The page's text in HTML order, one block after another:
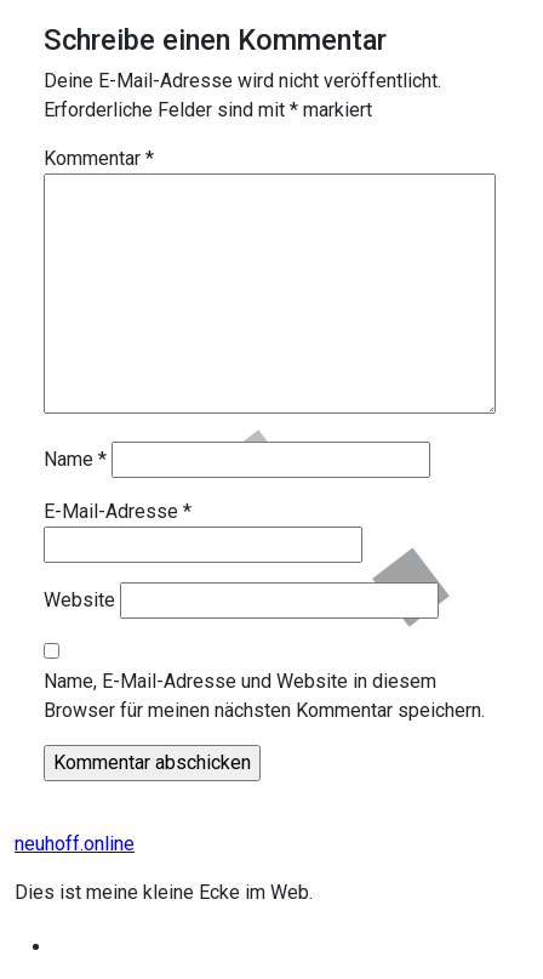
Schreibe einen Kommentar
Deine E-Mail-Adresse wird nicht veröffentlicht.
Erforderliche Felder sind mit * markiert
Kommentar *
Name *
E-Mail-Adresse *
Website
Name, E-Mail-Adresse und Website in diesem
Browser für meinen nächsten Kommentar speichern.
neuhoff.online
Dies ist meine kleine Ecke im Web.